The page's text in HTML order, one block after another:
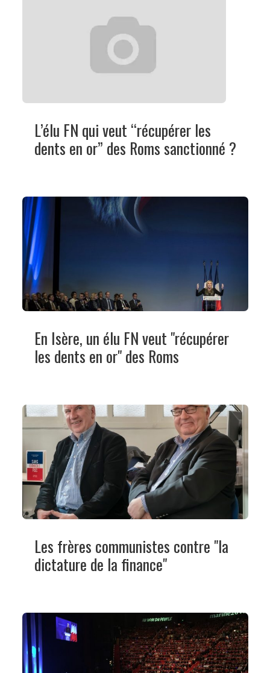
L’élu FN qui veut “récupérer les
dents en or” des Roms sanctionné ?
En Isère, un élu FN veut "récupérer
les dents en or" des Roms
Les frères communistes contre "la
dictature de la finance"